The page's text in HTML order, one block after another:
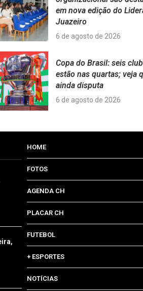
em nova edição do
Juazeiro
6 de agosto de 2026
Copa do Brasil: seis
estão nas quartas; veja
ainda disputa
6 de agosto de 2026
HOME
FOTOS
AGENDA CH
PLACAR CH
FUTEBOL
+ ESPORTES
NOTÍCIAS